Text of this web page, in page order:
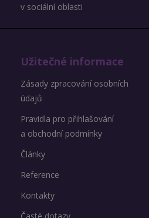
v sociální oblasti
Užitečné informace
Zásady zpracování osobních
údajů
Pravidla pro přihlašování
a obchodní podmínky
Články
Reference
Kontakty
Časté dotazy